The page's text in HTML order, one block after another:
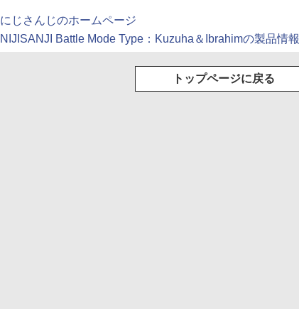
にじさんじのホームページ
NIJISANJI Battle Mode Type：Kuzuha＆Ibrahimの製品情報
トップページに戻る